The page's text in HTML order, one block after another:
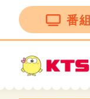
番
ごしま 11:30